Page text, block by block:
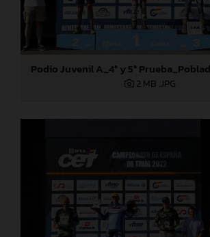
2 MB .JPG